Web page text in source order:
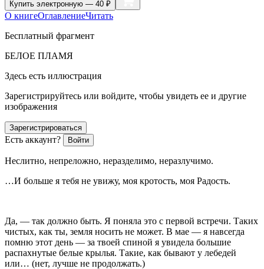
Купить электронную — 40 ₽
О книгеОглавлениеЧитать
Бесплатный фрагмент
БЕЛОЕ ПЛАМЯ
Здесь есть иллюстрация
Зарегистрируйтесь или войдите, чтобы увидеть ее и другие
изображения
Зарегистрироваться
Есть аккаунт? Войти
Неслитно, непреложно, неразделимо, неразлучимо.
…И больше я тебя не увижу, моя кротость, моя Радость.
Да, — так должно быть. Я поняла это с первой встречи. Таких
чистых, как ты, земля носить не может. В мае — я навсегда
помню этот день — за твоей спиной я увидела большие
распахнутые белые крылья. Такие, как бывают у лебедей
или… (нет, лучше не продолжать.)